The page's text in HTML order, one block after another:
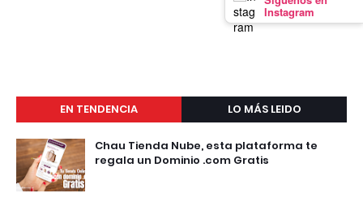
Instagram
EN TENDENCIA LO MÁS LEIDO
Chau Tienda Nube, esta plataforma te
regala un Dominio .com Gratis